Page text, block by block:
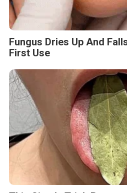
Fungus Dries Up And
First Use